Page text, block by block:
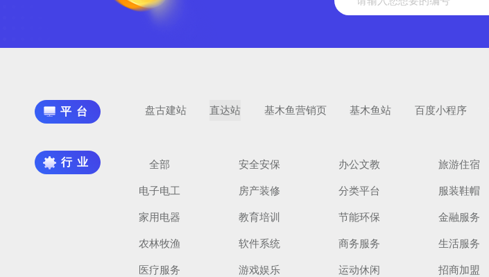
平台 盘古建站 直达站 基木鱼营销页 基木鱼站 百度小程序
行业 全部 安全安保 办公文教 旅游住宿
电子电工
房产装修 分类平台 服装鞋帽
家用电器
教育培训 节能环保 金融服务
农林牧渔
软件系统 商务服务 生活服务
医疗服务
游戏娱乐 运动休闲 招商加盟